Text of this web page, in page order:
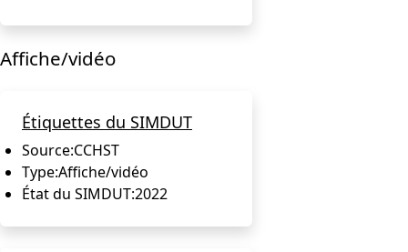
Affiche/vidéo
Étiquettes du SIMDUT
Source:CCHST
Type:Affiche/vidéo
État du SIMDUT:2022